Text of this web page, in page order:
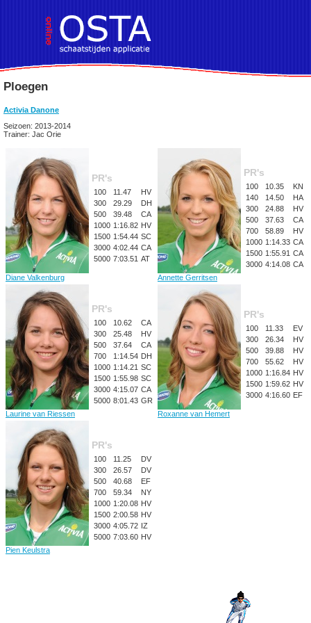
Ploegen
Activia Danone
Seizoen: 2013-2014
Trainer: Jac Orie
Diane Valkenburg
PR's
100 11.47
HV
300
29.29
DH
500
39.48
CA
1000 1:16.82 HV
1500 1:54.44 SC
3000 4:02.44 CA
5000 7:03.51 AT
Annette Gerritsen
PR's
100 10.35
KN
140
14.50
HA
300
24.88
HV
500
37.63
CA
700
58.89
HV
1000 1:14.33 CA
1500 1:55.91 CA
3000 4:14.08 CA
Laurine van Riessen
PR's
100 10.62
CA
300
25.48
HV
500
37.64
CA
700
1:14.54 DH
1000 1:14.21 SC
1500 1:55.98 SC
3000 4:15.07 CA
5000 8:01.43 GR
Roxanne van Hemert
PR's
100 11.33
EV
300
26.34
HV
500
39.88
HV
700
55.62
HV
1000 1:16.84 HV
1500 1:59.62 HV
3000 4:16.60 EF
Pien Keulstra
PR's
100 11.25
DV
300
26.57
DV
500
40.68
EF
700
59.34
NY
1000 1:20.08 HV
1500 2:00.58 HV
3000 4:05.72 IZ
5000 7:03.60 HV